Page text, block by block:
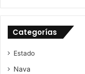
Categorías
Estado
Nava